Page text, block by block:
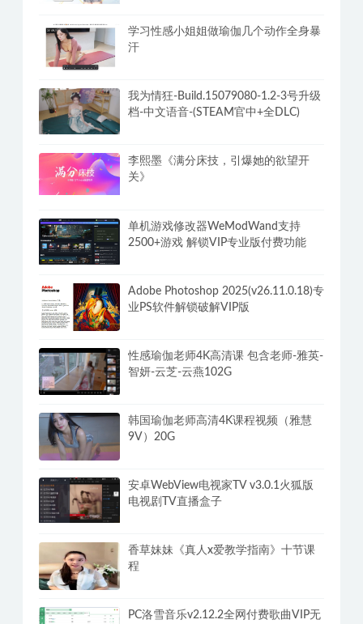
学习性感小姐姐做瑜伽几个动作全身暴
汗
我为情狂-Build.15079080-1.2-3号升级
档-中文语音-(STEAM官中+全DLC)
李熙墨《满分床技，引爆她的欲望开
关》
单机游戏修改器WeModWand支持
2500+游戏 解锁VIP专业版付费功能
Adobe Photoshop 2025(v26.11.0.18)专
业PS软件解锁破解VIP版
性感瑜伽老师4K高清课 包含老师-雅英-
智妍-云芝-云燕102G
韩国瑜伽老师高清4K课程视频（雅慧
9V）20G
安卓WebView电视家TV v3.0.1火狐版
电视剧TV直播盒子
香草妹妹《真人x爱教学指南》十节课
程
PC洛雪音乐v2.12.2全网付费歌曲VIP无